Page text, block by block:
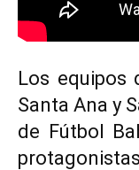
Los equipos
Santa Ana y
de Fútbol